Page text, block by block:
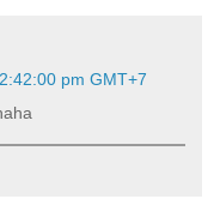
pm GMT+7